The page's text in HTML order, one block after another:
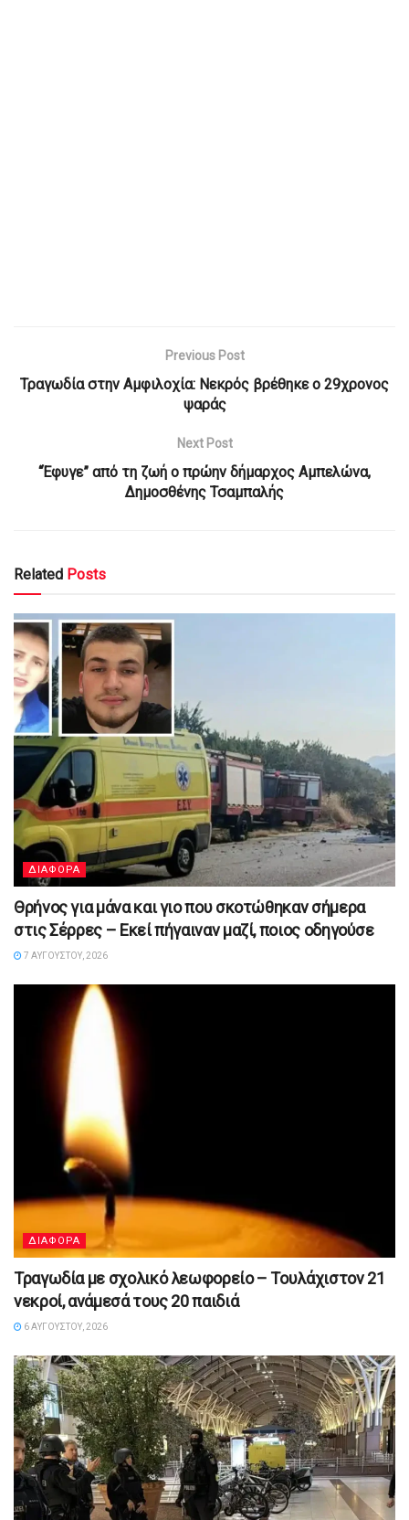
Previous Post
Τραγωδία στην Αμφιλοχία: Νεκρός βρέθηκε ο 29χρονος
ψαράς
Next Post
“Έφυγε” από τη ζωή ο πρώην δήμαρχος Αμπελώνα,
Δημοσθένης Τσαμπαλής
Related Posts
ΔΙΑΦΟΡΑ
Θρήνος για μάνα και γιο που σκοτώθηκαν σήμερα
στις Σέρρες – Εκεί πήγαιναν μαζί, ποιος οδηγούσε
7 ΑΥΓΟΎΣΤΟΥ, 2026
ΔΙΑΦΟΡΑ
Τραγωδία με σχολικό λεωφορείο – Τουλάχιστον 21
νεκροί, ανάμεσά τους 20 παιδιά
6 ΑΥΓΟΎΣΤΟΥ, 2026